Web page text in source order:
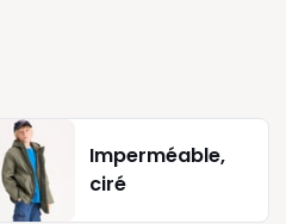
Imperméable,
ciré